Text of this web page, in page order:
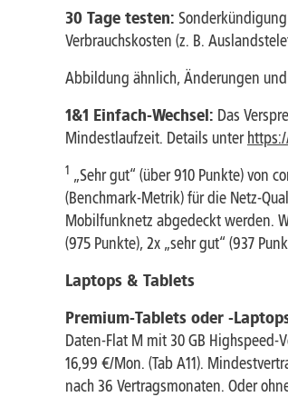
30 Tage testen:
Verbrauchskosten (z. B.
Abbildung ähnlich, Änderungen und
1&1 Einfach-Wechsel: Das
Mindestlaufzeit. Details unter
1 „Sehr gut“ (über 910 Punkte) von
(Benchmark-Metrik) für die Netz-
Mobilfunknetz abgedeckt werden.
(975 Punkte), 2x „sehr gut“ (937
Laptops & Tablets
Premium-Tablets oder -
Daten-Flat M mit 30 GB
16,99 €/Mon. (Tab A11).
nach 36 Vertragsmonaten. Oder